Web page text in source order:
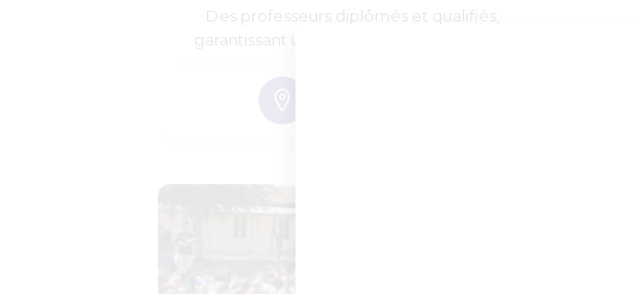
Des professeurs diplômés et qualifiés,
garantissant un apprentissage de qualité.